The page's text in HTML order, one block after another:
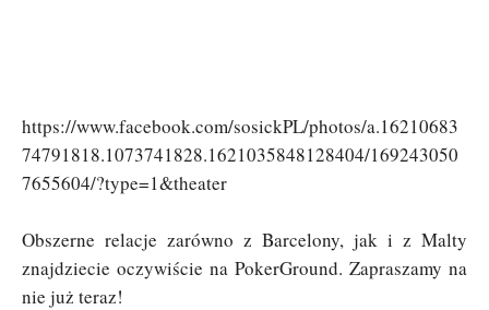
https://www.facebook.com/sosickPL/photos/a.16210683
74791818.1073741828.1621035848128404/169243050
7655604/?type=1&theater
Obszerne relacje zarówno z Barcelony, jak i z Malty
znajdziecie oczywiście na PokerGround. Zapraszamy na
nie już teraz!